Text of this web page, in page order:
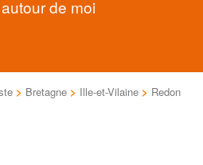
de moi
> Bretagne > Ille-et-Vilaine > Redon